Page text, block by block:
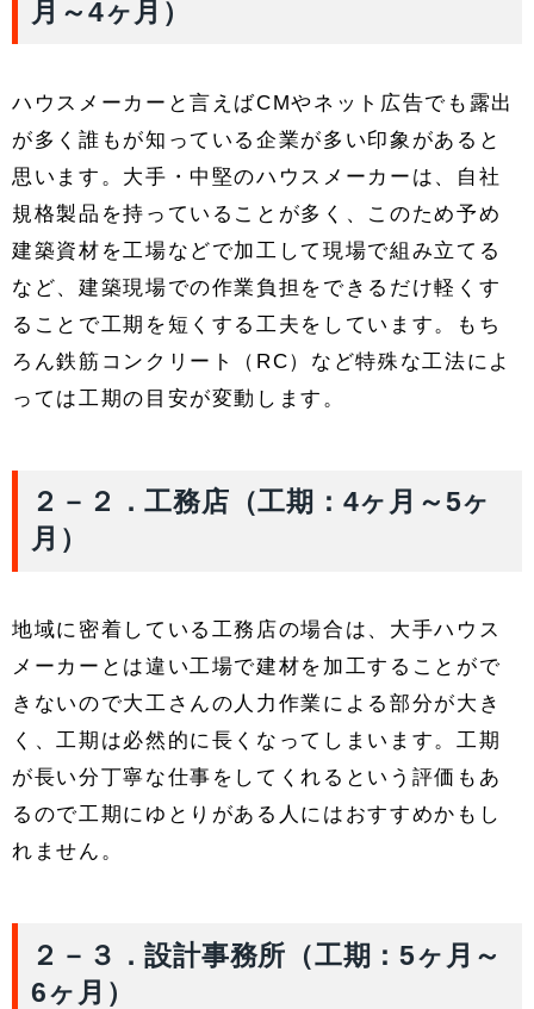
月～4ヶ月）
ハウスメーカーと言えばCMやネット広告でも露出
が多く誰もが知っている企業が多い印象があると
思います。大手・中堅のハウスメーカーは、自社
規格製品を持っていることが多く、このため予め
建築資材を工場などで加工して現場で組み立てる
など、建築現場での作業負担をできるだけ軽くす
ることで工期を短くする工夫をしています。もち
ろん鉄筋コンクリート（RC）など特殊な工法によ
っては工期の目安が変動します。
２－２．工務店（工期：4ヶ月～5ヶ
月）
地域に密着している工務店の場合は、大手ハウス
メーカーとは違い工場で建材を加工することがで
きないので大工さんの人力作業による部分が大き
く、工期は必然的に長くなってしまいます。工期
が長い分丁寧な仕事をしてくれるという評価もあ
るので工期にゆとりがある人にはおすすめかもし
れません。
２－３．設計事務所（工期：5ヶ月～
6ヶ月）